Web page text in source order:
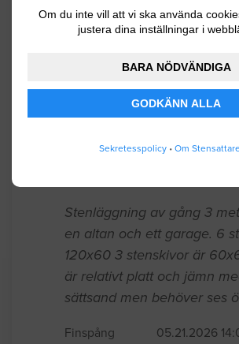
Om du inte vill att vi ska använda
justera dina inställningar i
BARA NÖDVÄNDIGA
GODKÄNN ALLA
Sekretesspolicy • Om
Marksten ca. 12 cm bred
utmed gräskant. Innebär att
sedan marksten ca.
Stenläggning av gång 3
en altan och ett garage. 6
120x60 3 stenskivor är
är relativt platt och jämn
sättsand men behöver ses
Finspång 05.21.2026